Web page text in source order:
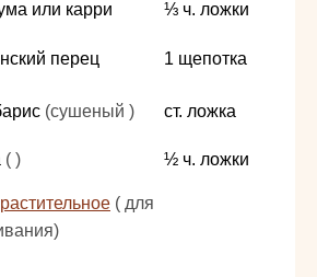
или карри ⅓ ч. ложки
перец 1 щепотка
(сушеный ) ст. ложка
( ) ½ ч. ложки
( для